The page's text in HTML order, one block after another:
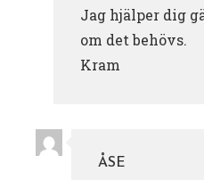
Jag hjälper dig
om det behövs.
Kram
ÅSE